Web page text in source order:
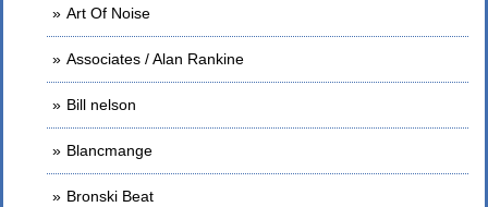
Art Of Noise
Associates / Alan Rankine
Bill nelson
Blancmange
Bronski Beat